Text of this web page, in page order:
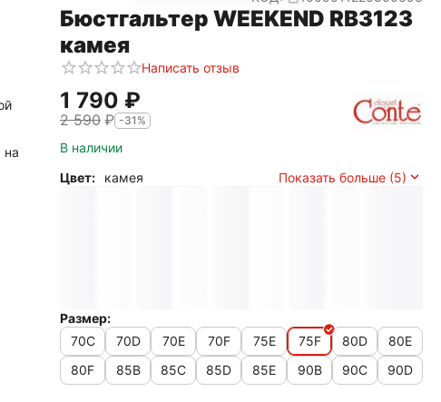
Бюстгальтер WEEKEND RB3123
камея
Написать отзыв
1 790 ₽
2 590 ₽ -31%
В наличии
Цвет:
камея Показать больше (5)
Размер:
70C
70D 70E 70F 75E 75F 80D
80E
80F
85B 85C 85D 85E 90B 90C 90D
на